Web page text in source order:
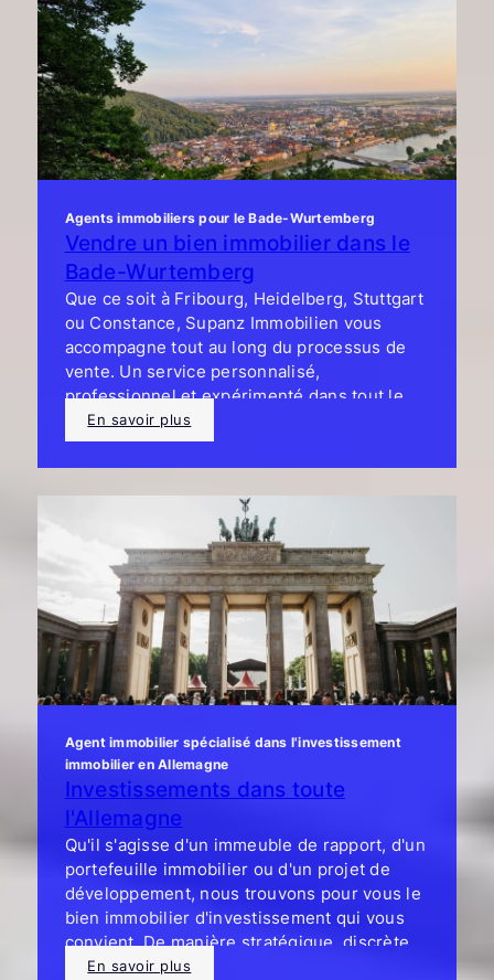
Agents immobiliers pour le Bade-Wurtemberg
Vendre un bien immobilier dans le
Bade-Wurtemberg
Que ce soit à Fribourg, Heidelberg, Stuttgart
ou Constance, Supanz Immobilien vous
accompagne tout au long du processus de
vente. Un service personnalisé,
professionnel et expérimenté dans tout le
pays.En savoir plus
Agent immobilier spécialisé dans l'investissement
immobilier en Allemagne
Investissements dans toute
l'Allemagne
Qu'il s'agisse d'un immeuble de rapport, d'un
portefeuille immobilier ou d'un projet de
développement, nous trouvons pour vous le
bien immobilier d'investissement qui vous
convient. De manière stratégique, discrète
et avec une réelle valeur ajoutée.
En savoir plus